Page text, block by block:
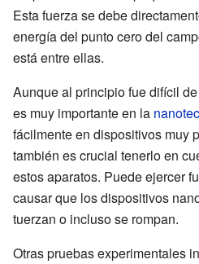
Esta fuerza se debe
energía del punto cero del
está entre ellas.
Aunque al principio fue difícil
es muy importante en la
fácilmente en dispositivos muy
también es crucial tenerlo en
estos aparatos. Puede ejercer
causar que los dispositivos
tuerzan o incluso se rompan.
Otras pruebas experimentales